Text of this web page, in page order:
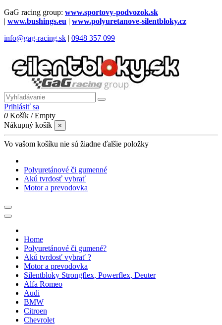
GaG racing group: www.sportovy-podvozok.sk
| www.bushings.eu | www.polyuretanove-silentbloky.cz
info@gag-racing.sk | 0948 357 099
Prihlásiť sa
0 Košík /Empty
Nákupný košík
×
Vo vašom košíku nie sú žiadne ďalšie položky
Polyuretánové či gumenné
Akú tvrdosť vybrať
Motor a prevodovka
Home
Polyuretánové či gumené?
Akú tvrdosť vybrať ?
Motor a prevodovka
Silentbloky Strongflex, Powerflex, Deuter
Alfa Romeo
Audi
BMW
Citroen
Chevrolet